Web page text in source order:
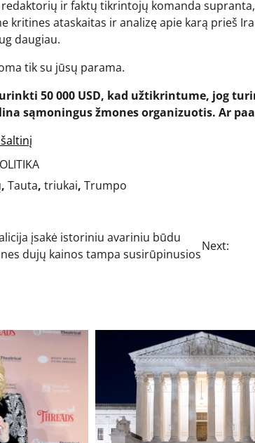
ir faktų tikrintojų komanda
kritines ataskaitas ir analizę apie karą prieš
daugiau.
tik su jūsų parama.
50 000 USD, kad užtikrintume, jog
sąmoningus žmones organizuotis. Ar
, Tauta, triukai, Trumpo
įsakė istoriniu avariniu būdu
dujų kainos tampa susirūpinusios
Next: